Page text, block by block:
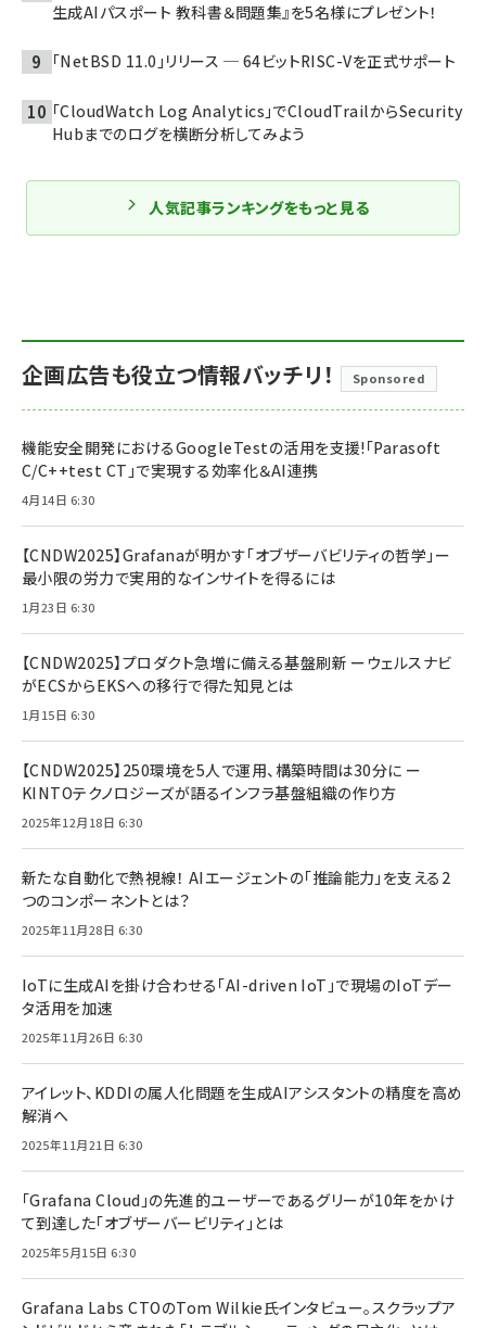
生成AIパスポート 教科書＆問題集』を5名様にプレゼント！
「NetBSD 11.0」リリース ─ 64ビットRISC-Vを正式サポート
「CloudWatch Log Analytics」でCloudTrailからSecurity
Hubまでのログを横断分析してみよう
人気記事ランキングをもっと見る
企画広告も役立つ情報バッチリ！ Sponsored
機能安全開発におけるGoogleTestの活用を支援!「Parasoft
C/C++test CT」で実現する効率化＆AI連携
4月14日 6:30
【CNDW2025】Grafanaが明かす「オブザーバビリティの哲学」ー
最小限の労力で実用的なインサイトを得るには
1月23日 6:30
【CNDW2025】プロダクト急増に備える基盤刷新 ーウェルスナビ
がECSからEKSへの移行で得た知見とは
1月15日 6:30
【CNDW2025】250環境を5人で運用、構築時間は30分に ー
KINTOテクノロジーズが語るインフラ基盤組織の作り方
2025年12月18日 6:30
新たな自動化で熱視線！ AIエージェントの「推論能力」を支える2
つのコンポーネントとは？
2025年11月28日 6:30
IoTに生成AIを掛け合わせる「AI-driven IoT」で現場のIoTデー
タ活用を加速
2025年11月26日 6:30
アイレット、KDDIの属人化問題を生成AIアシスタントの精度を高め
解消へ
2025年11月21日 6:30
「Grafana Cloud」の先進的ユーザーであるグリーが10年をかけ
て到達した「オブザーバービリティ」とは
2025年5月15日 6:30
Grafana Labs CTOのTom Wilkie氏インタビュー。スクラップア